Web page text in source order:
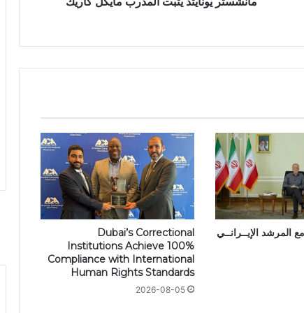
المرشد الإيــرانــي
Dubai’s Correctional
Institutions Achieve 100%
Compliance with International
Human Rights Standards
2026-08-05